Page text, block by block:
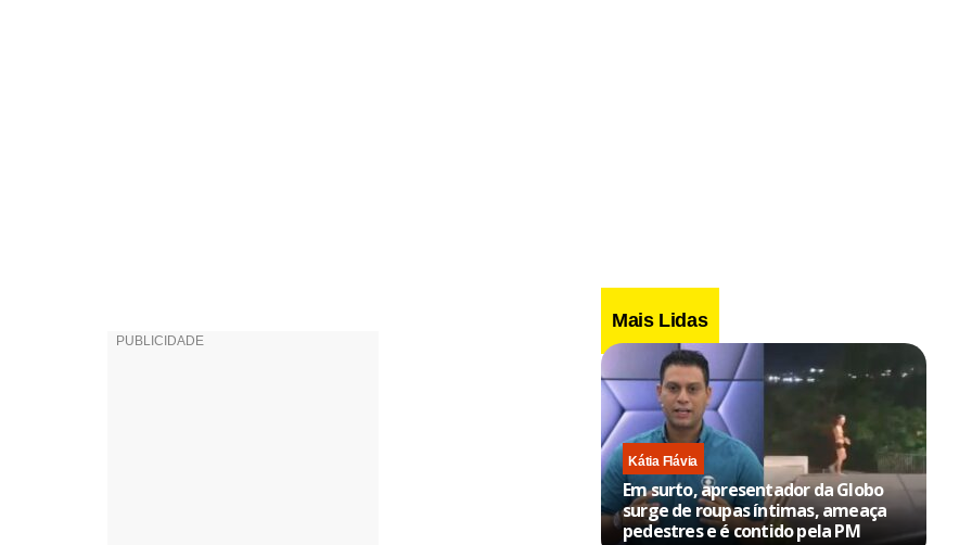
Mais Lidas
Kátia Flávia
Em surto, apresentador da Globo
surge de roupas íntimas, ameaça
pedestres e é contido pela PM